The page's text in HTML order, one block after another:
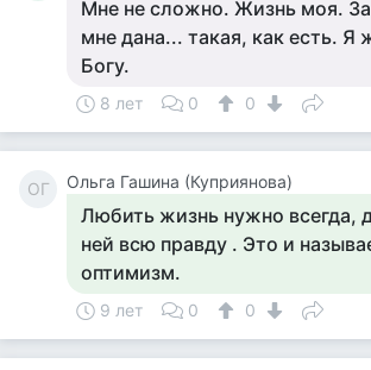
Мне не сложно. Жизнь моя.
мне дана... такая, как есть. Я
Богу.
8 лет 0 0
ОГ Ольга Гашина (Куприянова)
Любить жизнь нужно всегда,
ней всю правду . Это и
оптимизм.
9 лет 0 0